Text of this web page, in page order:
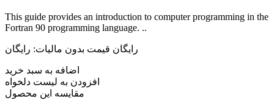
This guide provides an introduction to computer programming in the
Fortran 90 programming language. ..
رایگان قیمت بدون مالیات: رایگان
اضافه به سبد خرید
افزودن به لیست دلخواه
مقایسه این محصول